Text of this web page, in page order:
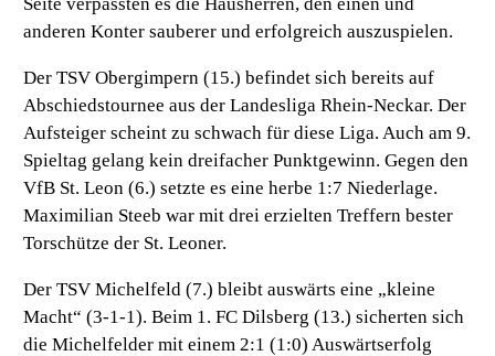
anderen Konter sauberer und erfolgreich auszuspielen.
DerTSV Obergimpern (15.) befindet sich bereits auf
Abschiedstournee aus der Landesliga Rhein-Neckar. Der
Aufsteiger scheint zu schwach für diese Liga. Auch am 9.
Spieltag gelang kein dreifacher Punktgewinn. Gegen den
VfB St. Leon (6.) setzte es eine herbe 1:7 Niederlage.
Maximilian Steeb war mit drei erzielten Treffern bester
Torschütze der St. Leoner.
DerTSV Michelfeld (7.) bleibt auswärts eine „kleine
Macht“ (3-1-1). Beim 1. FC Dilsberg (13.) sicherten sich
die Michelfelder mit einem 2:1 (1:0) Auswärtserfolg